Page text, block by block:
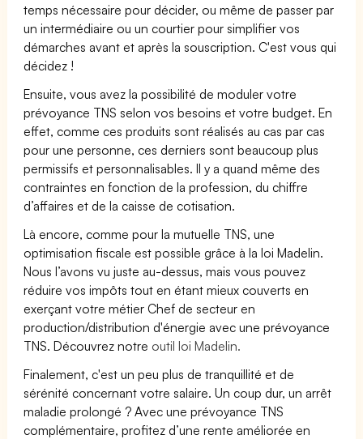
temps nécessaire pour décider, ou même de passer par
un intermédiaire ou un courtier pour simplifier vos
démarches avant et après la souscription. C'est vous qui
décidez !
Ensuite, vous avez la possibilité de moduler votre
prévoyance TNS selon vos besoins et votre budget. En
effet, comme ces produits sont réalisés au cas par cas
pour une personne, ces derniers sont beaucoup plus
permissifs et personnalisables. Il y a quand même des
contraintes en fonction de la profession, du chiffre
d’affaires et de la caisse de cotisation.
Là encore, comme pour la mutuelle TNS, une
optimisation fiscale est possible grâce à la loi Madelin.
Nous l’avons vu juste au-dessus, mais vous pouvez
réduire vos impôts tout en étant mieux couverts en
exerçant votre métier Chef de secteur en
production/distribution d'énergie avec une prévoyance
TNS. Découvrez notre outil loi Madelin.
Finalement, c'est un peu plus de tranquillité et de
sérénité concernant votre salaire. Un coup dur, un arrêt
maladie prolongé ? Avec une prévoyance TNS
complémentaire, profitez d’une rente améliorée en